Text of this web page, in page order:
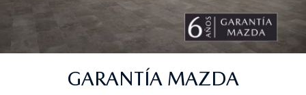
GARANTÍA MAZDA